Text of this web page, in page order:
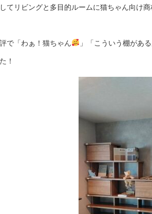
てリビングと多目的ルームに猫ちゃん向け
で「わぁ！猫ちゃん 」「こういう棚があ
！